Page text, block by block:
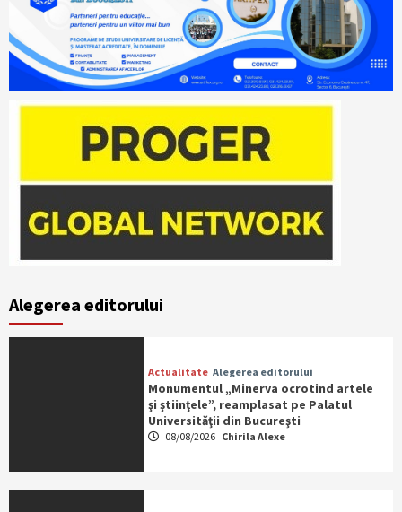
Alegerea editorului
Actualitate Alegerea editorului
Monumentul „Minerva ocrotind artele
şi ştiinţele”, reamplasat pe Palatul
Universităţii din Bucureşti
08/08/2026 Chirila Alexe